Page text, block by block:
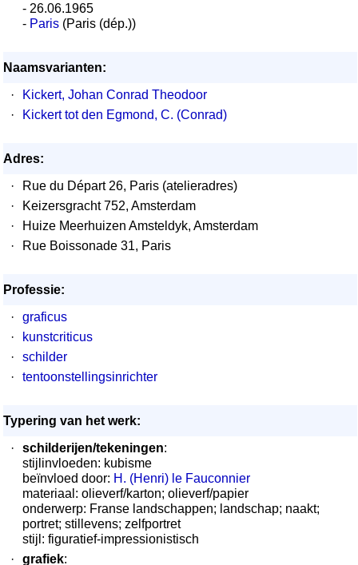
- 26.06.1965
- Paris (Paris (dép.))
Naamsvarianten:
·
Kickert, Johan Conrad Theodoor
·
Kickert tot den Egmond, C. (Conrad)
Adres:
·
Rue du Départ 26, Paris (atelieradres)
·
Keizersgracht 752, Amsterdam
·
Huize Meerhuizen Amsteldyk, Amsterdam
·
Rue Boissonade 31, Paris
Professie:
·
graficus
·
kunstcriticus
·
schilder
·
tentoonstellingsinrichter
Typering van het werk:
·
schilderijen/tekeningen:
stijlinvloeden: kubisme
beïnvloed door: H. (Henri) le Fauconnier
materiaal: olieverf/karton; olieverf/papier
onderwerp: Franse landschappen; landschap; naakt;
portret; stillevens; zelfportret
stijl: figuratief-impressionistisch
·
grafiek: